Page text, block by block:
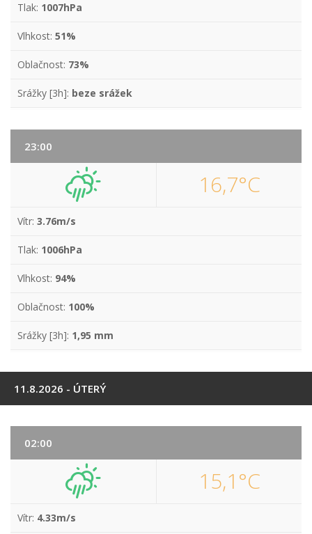
Tlak: 1007hPa
Vlhkost: 51%
Oblačnost: 73%
Srážky [3h]: beze srážek
23:00
16,7°C
Vítr: 3.76m/s
Tlak: 1006hPa
Vlhkost: 94%
Oblačnost: 100%
Srážky [3h]: 1,95 mm
11.8.2026 - ÚTERÝ
02:00
15,1°C
Vítr: 4.33m/s